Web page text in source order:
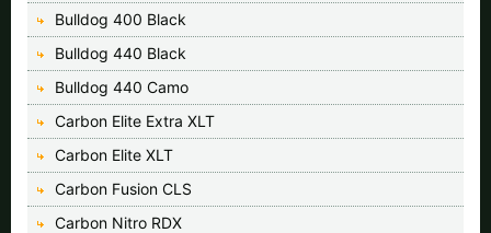
Bulldog 400 Black
Bulldog 440 Black
Bulldog 440 Camo
Carbon Elite Extra XLT
Carbon Elite XLT
Carbon Fusion CLS
Carbon Nitro RDX